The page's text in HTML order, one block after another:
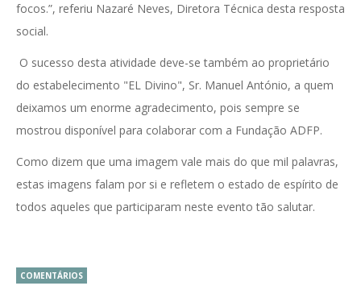
focos.”, referiu Nazaré Neves, Diretora Técnica desta resposta
social.
O sucesso desta atividade deve-se também ao proprietário
do estabelecimento "EL Divino", Sr. Manuel António, a quem
deixamos um enorme agradecimento, pois sempre se
mostrou disponível para colaborar com a Fundação ADFP.
Como dizem que uma imagem vale mais do que mil palavras,
estas imagens falam por si e refletem o estado de espírito de
todos aqueles que participaram neste evento tão salutar.
COMENTÁRIOS